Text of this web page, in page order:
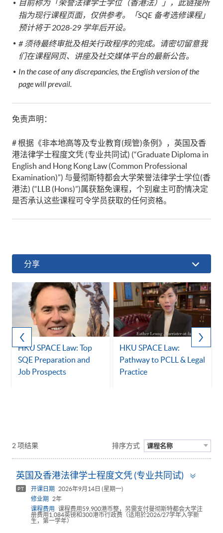
目前称为「荣誉法律学士学位（香港法）」，此链接所
指为现行课程页面，仅供参考。「SQE 备考选修课程」
预计将于2028-29 学年后开设。
# 须待最终审批及相关行政程序的完成。请密切留意我
们在课程网页、讲座及社交媒体平台的最新公告。
In the case of any discrepancies, the English version of the
page will prevail.
免责声明：
# 根据《非本地高等及专业教育(规管)条例》，英国及香
港法律学士程度文凭 (专业共同试) (“Graduate Diploma in
English and Hong Kong Law (Common Professional
Examination)”) 与曼彻斯特都会大学荣誉法律学士学位(香
港法) (“LLB (Hons)”)属获豁免课程，个别雇主可酌情决定
是否承认这些课程可令学员获取的任何资格。
分享
HKU SPACE Law: Top
SQE Preparation and
Job Prospects
HKU SPACE Law:
Pathway to PCLL & Legal
Practice
2 项结果 排序方式 课程名称
英国及香港法律学士程度文凭 (专业共同试)
PT 开课日期
2026年9月14日 (星期一)
修业期
2年
课程费用
课程费用59,900港币整，另需支付曼彻斯特都会大学注
册费用1,084英镑和300港币行政费（适用於2026/27学年入学新
生，第一学年）